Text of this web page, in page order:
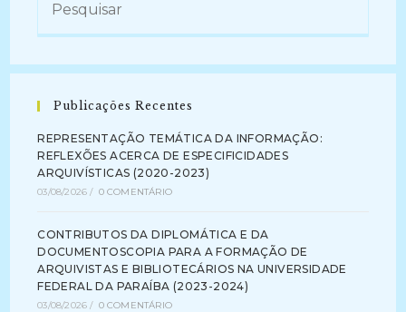
Publicações Recentes
REPRESENTAÇÃO TEMÁTICA DA INFORMAÇÃO:
REFLEXÕES ACERCA DE ESPECIFICIDADES
ARQUIVÍSTICAS (2020-2023)
03/08/2026 / 0 COMENTÁRIO
CONTRIBUTOS DA DIPLOMÁTICA E DA
DOCUMENTOSCOPIA PARA A FORMAÇÃO DE
ARQUIVISTAS E BIBLIOTECÁRIOS NA UNIVERSIDADE
FEDERAL DA PARAÍBA (2023-2024)
03/08/2026 / 0 COMENTÁRIO